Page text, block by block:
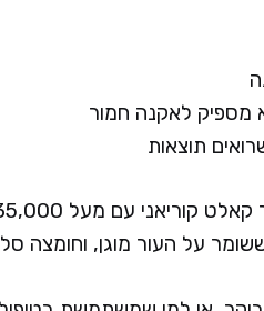
מספיק לאקנה חמור
תוצאות